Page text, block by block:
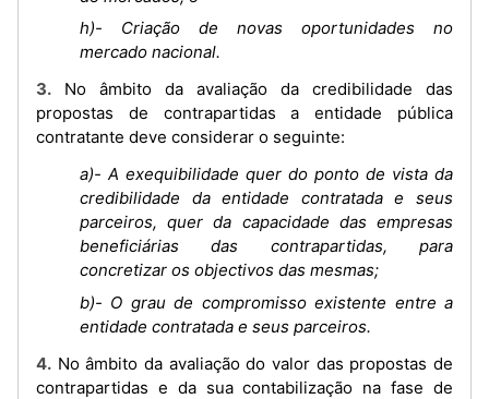
h)- Criação de novas oportunidades no
mercado nacional.
3. No âmbito da avaliação da credibilidade das
propostas de contrapartidas a entidade pública
contratante deve considerar o seguinte:
a)- A exequibilidade quer do ponto de vista da
credibilidade da entidade contratada e seus
parceiros, quer da capacidade das empresas
beneficiárias das contrapartidas, para
concretizar os objectivos das mesmas;
b)- O grau de compromisso existente entre a
entidade contratada e seus parceiros.
4. No âmbito da avaliação do valor das propostas de
contrapartidas e da sua contabilização na fase de